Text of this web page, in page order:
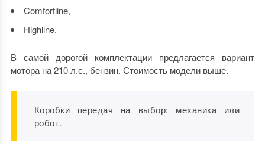
Comfortline,
Highline.
В самой дорогой комплектации предлагается вариант
мотора на 210 л.с., бензин. Стоимость модели выше.
Коробки передач на выбор: механика или
робот.